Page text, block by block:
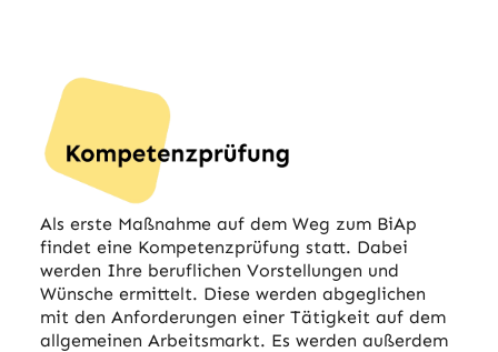
Als erste Maßnahme auf dem Weg zum BiAp
findet eine Kompetenzprüfung statt. Dabei
werden Ihre beruflichen Vorstellungen und
Wünsche ermittelt. Diese werden abgeglichen
mit den Anforderungen einer Tätigkeit auf dem
allgemeinen Arbeitsmarkt. Es werden außerdem